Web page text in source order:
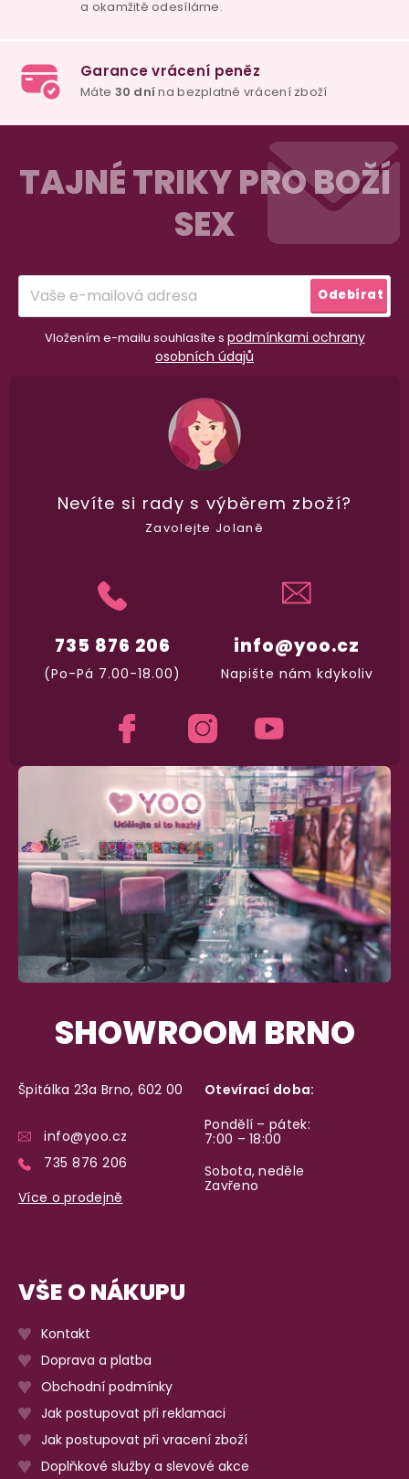
98% spokojenost
recenzí ověřených zakazníků
Nikdo nepozná, co jste si objednali. Mrkněte,
vypadá balíček.
Dodání do 2. dne
a okamžitě odesíláme.
Garance vrácení peněz
Máte30 dní na bezplatné vrácení zboží
TAJNÉ TRIKY PRO BOŽÍ
SEX
Vložením e-mailu souhlasíte s podmínkami ochrany
osobních údajů
Odebírat
info@yoo.cz
Napište nám kdykoliv
735 876 206
(Po-Pá 7.00-18.00)
Nevíte si rady s výběrem zboží?
Zavolejte Jolaně
SHOWROOM BRNO
Špitálka 23a Brno, 602 00
info@yoo.cz
735 876 206
Více o prodejně
Otevírací doba:
Pondělí – pátek:
7:00 – 18:00
Sobota, neděle
Zavřeno
VŠE O NÁKUPU
Kontakt
Doprava a platba
Obchodní podmínky
Jak postupovat při reklamaci
Jak postupovat při vracení zboží
Doplňkové služby a slevové akce